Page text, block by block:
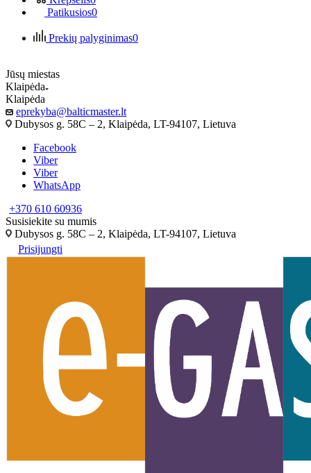
Patikusios0
Prekių palyginimas0
Jūsų miestas
Klaipėda
Klaipėda
eprekyba@balticmaster.lt
Dubysos g. 58C – 2, Klaipėda, LT-94107, Lietuva
Facebook
Viber
Viber
WhatsApp
+370 610 60936
Susisiekite su mumis
Dubysos g. 58C – 2, Klaipėda, LT-94107, Lietuva
Prisijungti